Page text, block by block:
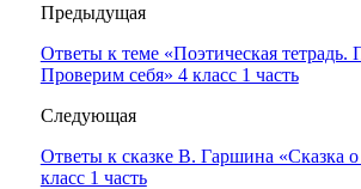
Предыдущая
Ответы к теме «Поэтическая тетрадь.
Проверим себя» 4 класс 1 часть
Следующая
Ответы к сказке В. Гаршина «Сказка
класс 1 часть